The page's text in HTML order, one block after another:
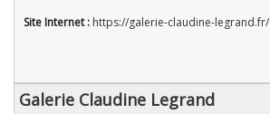
Site Internet : https://galerie-claudine-legrand.fr/
Galerie Claudine Legrand